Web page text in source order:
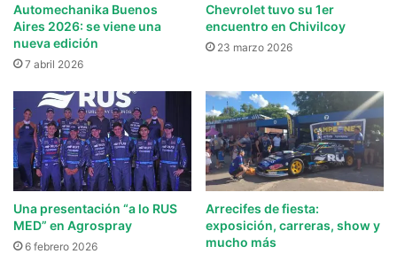
Automechanika Buenos
Aires 2026: se viene una
nueva edición
7 abril 2026
Chevrolet tuvo su 1er
encuentro en Chivilcoy
23 marzo 2026
Una presentación “a lo RUS
MED” en Agrospray
6 febrero 2026
Arrecifes de fiesta:
exposición, carreras, show y
mucho más